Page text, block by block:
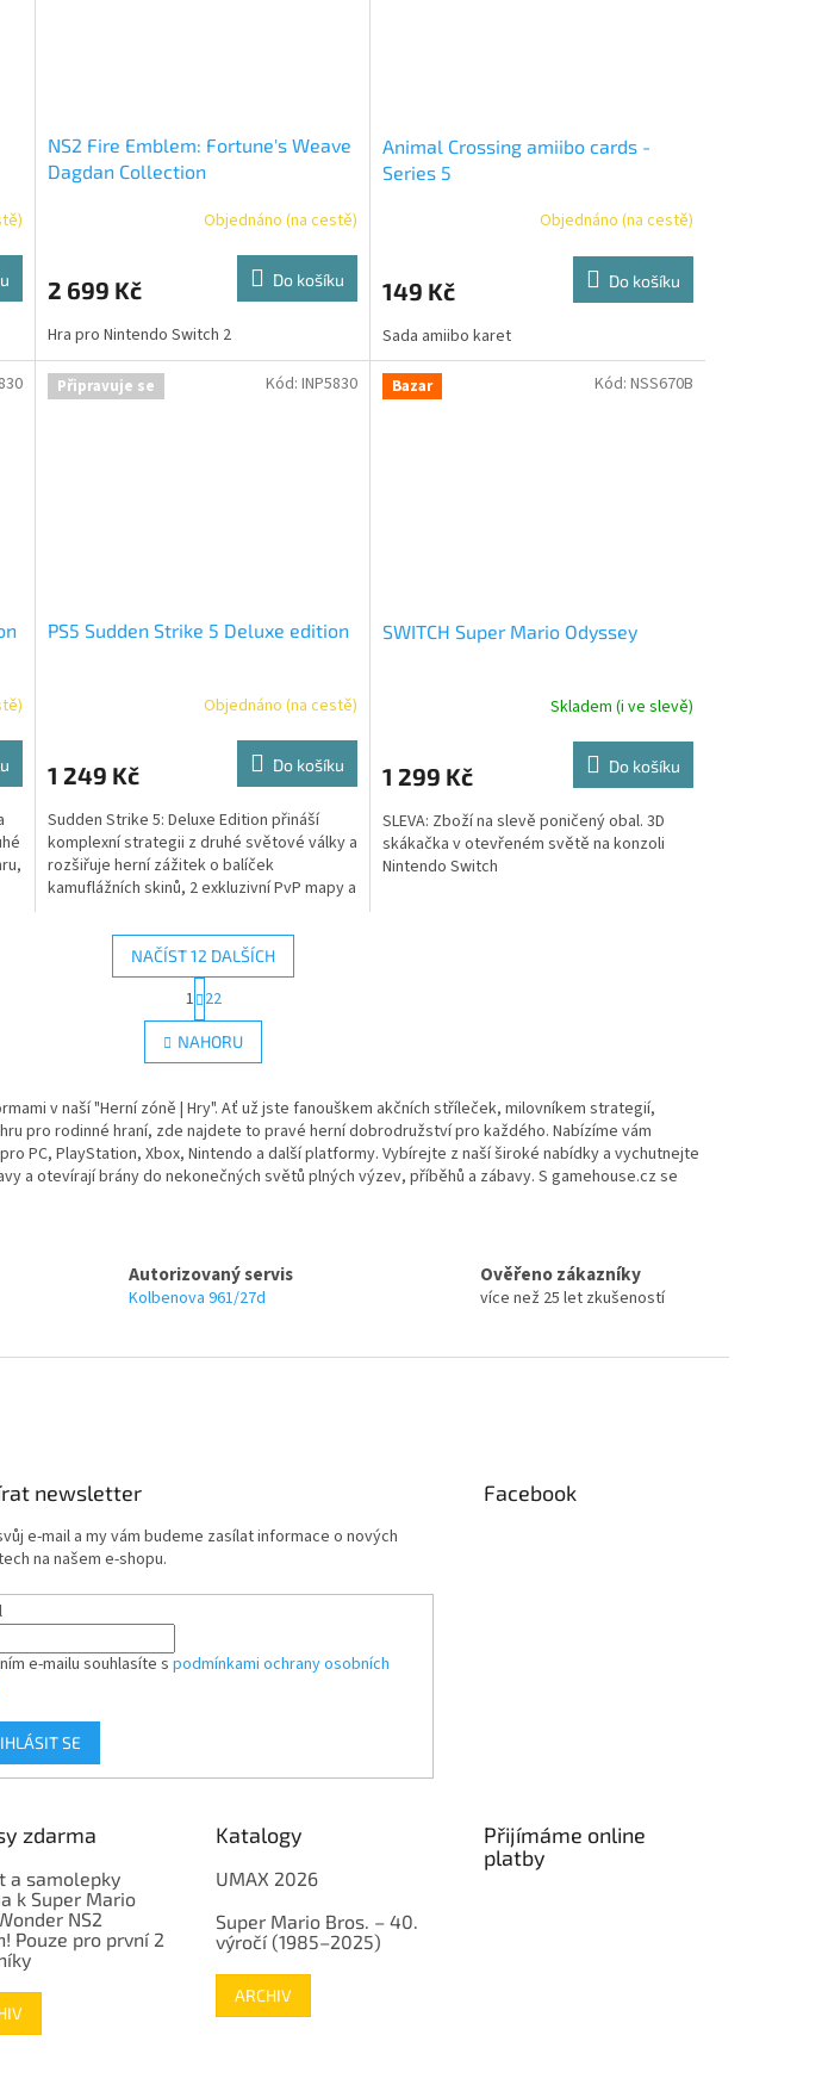
NS2 Fire Emblem: Fortune's Weave
Dagdan Collection
Objednáno (na cestě)
2 699 Kč Do košíku
Hra pro Nintendo Switch 2
Animal Crossing amiibo cards -
Series 5
Objednáno (na cestě)
149 Kč Do košíku
Sada amiibo karet
Připravuje se
PS5 Sudden Strike 5 Deluxe edition
Objednáno (na cestě)
1 249 Kč Do košíku
Sudden Strike 5: Deluxe Edition přináší
komplexní strategii z druhé světové války a
rozšiřuje herní zážitek o balíček
kamuflážních skinů, 2 exkluzivní PvP mapy a
Kód: INP5830 Bazar
SWITCH Super Mario Odyssey
Skladem (i ve slevě)
1 299 Kč Do košíku
SLEVA: Zboží na slevě poničený obal. 3D
skákačka v otevřeném světě na konzoli
Nintendo Switch
Kód: NSS670B
O
v
l
d
a
c
í
p
y
v
NAČÍST 12 DALŠÍCH
t
r
á
n
o
v
á
n
1 22
NAHORU
v naší "Herní zóně | Hry". Ať už jste fanouškem akčních stříleček, milovníkem strategií,
pro rodinné hraní, zde najdete to pravé herní dobrodružství pro každého. Nabízíme vám
PC, PlayStation, Xbox, Nintendo a další platformy. Vybírejte z naší široké nabídky a vychutnejte
a otevírají brány do nekonečných světů plných výzev, příběhů a zábavy. S gamehouse.cz se
Autorizovaný servis
Kolbenova 961/27d
Ověřeno zákazníky
více než 25 let zkušeností
newsletter
e-mail a my vám budeme zasílat informace o nových
na našem e-shopu.
e-mailu souhlasíte s podmínkami ochrany osobních
SE
Facebook
zdarma
a samolepky
k Super Mario
NS2
Pouze pro první 2
Katalogy
UMAX 2026
Super Mario Bros. – 40.
výročí (1985–2025)
ARCHIV
Přijímáme online
platby